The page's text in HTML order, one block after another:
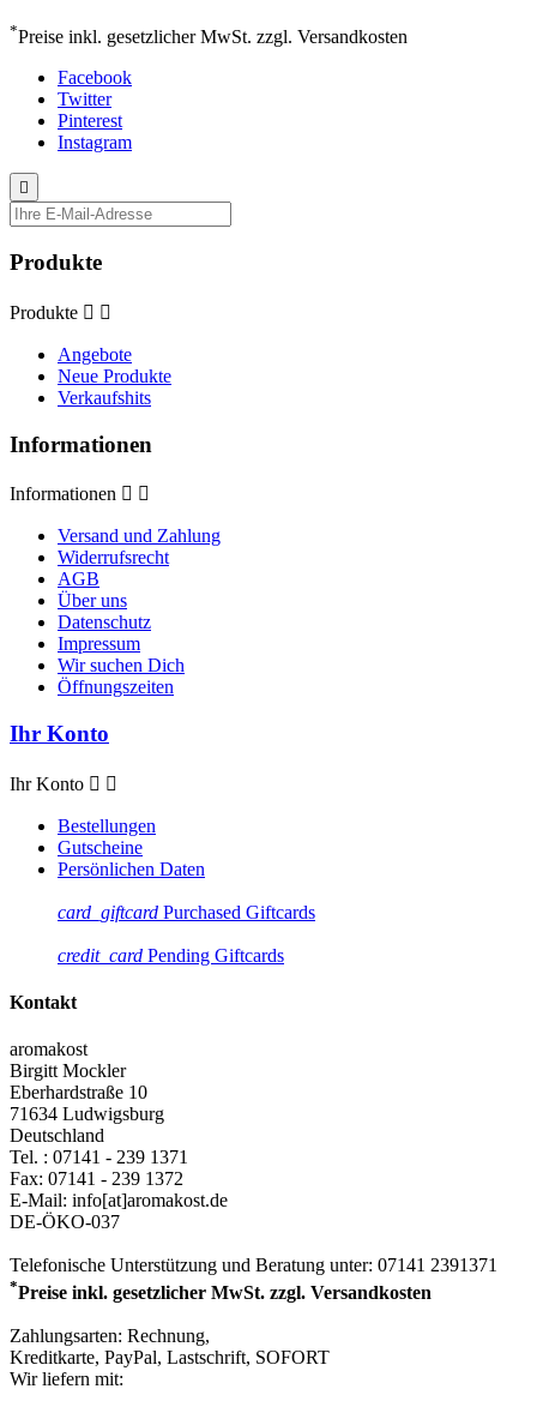
*Preise inkl. gesetzlicher MwSt. zzgl. Versandkosten
Facebook
Twitter
Pinterest
Instagram

Produkte
Produkte  
Angebote
Neue Produkte
Verkaufshits
Informationen
Informationen  
Versand und Zahlung
Widerrufsrecht
AGB
Über uns
Datenschutz
Impressum
Wir suchen Dich
Öffnungszeiten
Ihr Konto
Ihr Konto  
Bestellungen
Gutscheine
Persönlichen Daten
card_giftcard Purchased Giftcards
credit_card Pending Giftcards
Kontakt
aromakost
Birgitt Mockler
Eberhardstraße 10
71634 Ludwigsburg
Deutschland
Tel. : 07141 - 239 1371
Fax: 07141 - 239 1372
E-Mail: info[at]aromakost.de
DE-ÖKO-037
Telefonische Unterstützung und Beratung unter: 07141 2391371
*Preise inkl. gesetzlicher MwSt. zzgl. Versandkosten
Zahlungsarten: Rechnung,
Kreditkarte, PayPal, Lastschrift, SOFORT
Wir liefern mit: